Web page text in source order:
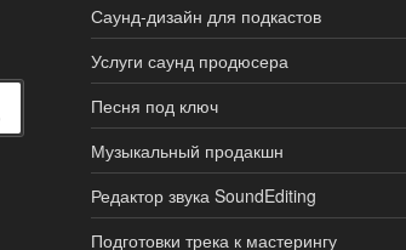
Саунд-дизайн для подкастов
Услуги саунд продюсера
Песня под ключ
Музыкальный продакшн
Редактор звука SoundEditing
Подготовки трека к мастерингу